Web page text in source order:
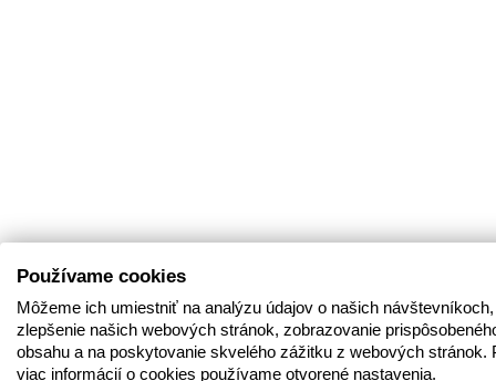
Používame cookies
Môžeme ich umiestniť na analýzu údajov o našich
zlepšenie našich webových stránok, zobrazovanie
obsahu a na poskytovanie skvelého zážitku z webových stránok.
viac informácií o cookies používame otvorené nastavenia.